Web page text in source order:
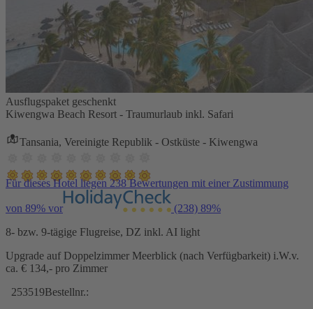
Ausflugspaket geschenkt
Kiwengwa Beach Resort - Traumurlaub inkl. Safari
Tansania, Vereinigte Republik - Ostküste - Kiwengwa
Für dieses Hotel liegen 238 Bewertungen mit einer Zustimmung
von 89% vor (238) 89%
8- bzw. 9-tägige Flugreise, DZ inkl. AI light
Upgrade auf Doppelzimmer Meerblick (nach Verfügbarkeit) i.W.v.
ca. € 134,- pro Zimmer
253519Bestellnr.: